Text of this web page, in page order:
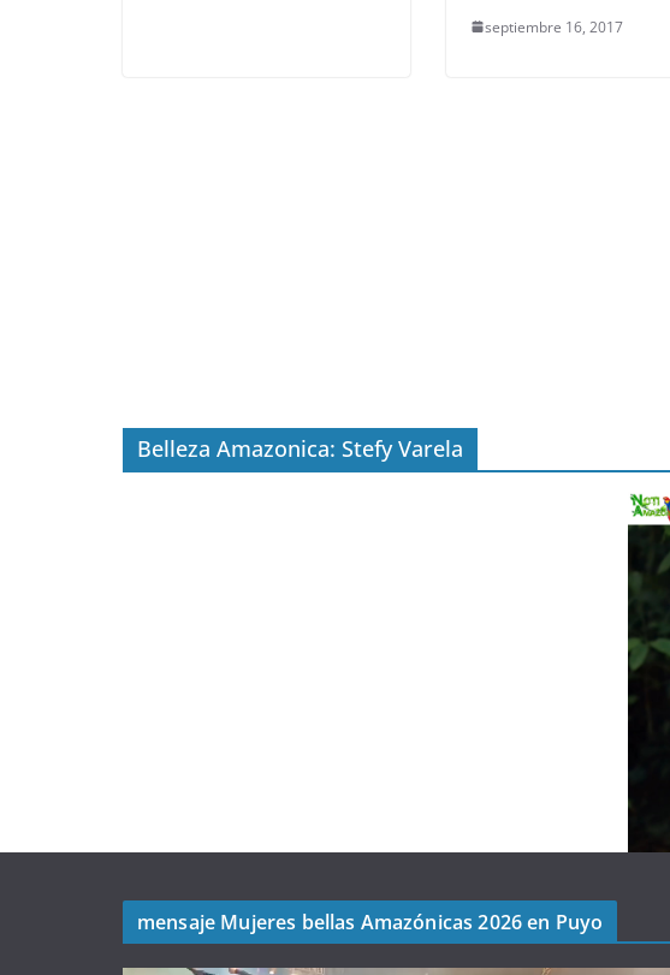
septiembre 16, 2017
Belleza Amazonica: Stefy Varela
mensaje Mujeres bellas Amazónicas 2026 en Puyo